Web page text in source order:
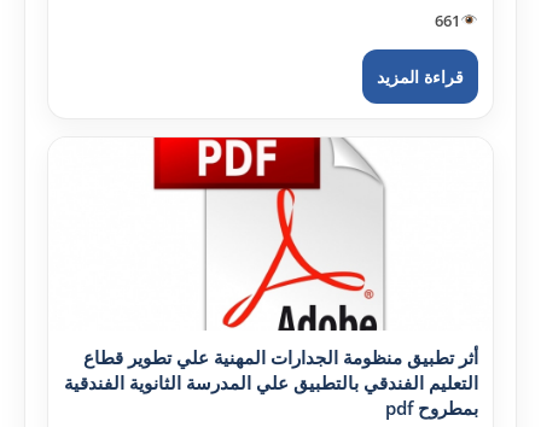
661
قراءة المزيد
أثر تطبيق منظومة الجدارات المهنية علي تطوير قطاع
التعليم الفندقي بالتطبيق علي المدرسة الثانوية الفندقية
بمطروح pdf